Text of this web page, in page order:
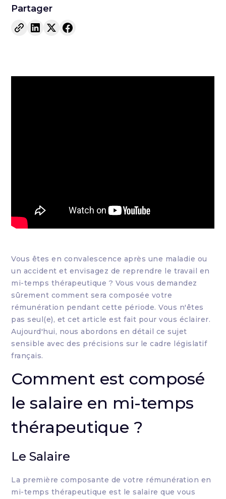
Partager
Vous êtes en convalescence après une maladie ou
un accident et envisagez de reprendre le travail en
mi-temps thérapeutique ? Vous vous demandez
sûrement comment sera composée votre
rémunération pendant cette période. Vous n'êtes
pas seul(e), et cet article est fait pour vous éclairer.
Aujourd'hui, nous abordons en détail ce sujet
sensible avec des précisions sur le cadre législatif
français.
Comment est composé
le salaire en mi-temps
thérapeutique ?
Le Salaire
La première composante de votre rémunération en
mi-temps thérapeutique est le salaire que vous